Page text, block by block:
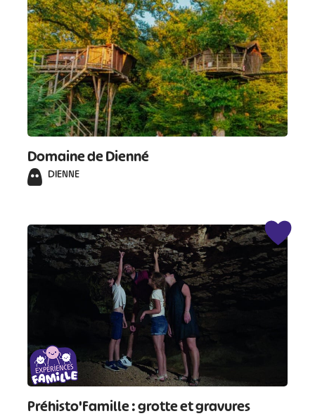
Domaine de Dienné
DIENNE
Préhisto'Famille : grotte et gravures
# #
#
#
#